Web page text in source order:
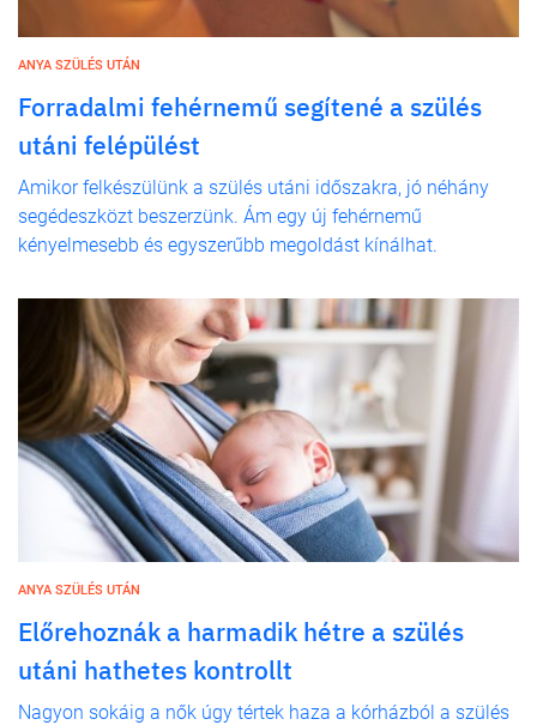
ANYA SZÜLÉS UTÁN
Forradalmi fehérnemű segítené a szülés
utáni felépülést
Amikor felkészülünk a szülés utáni időszakra, jó néhány
segédeszközt beszerzünk. Ám egy új fehérnemű
kényelmesebb és egyszerűbb megoldást kínálhat.
ANYA SZÜLÉS UTÁN
Előrehoznák a harmadik hétre a szülés
utáni hathetes kontrollt
Nagyon sokáig a nők úgy tértek haza a kórházból a szülés